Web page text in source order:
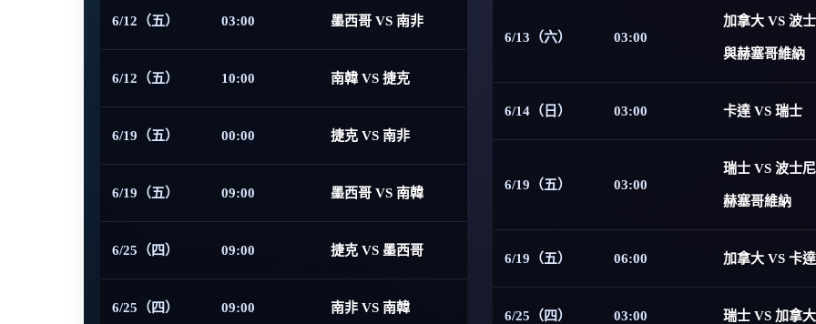
6/12（五） 03:00 墨西哥 VS 南非
6/12（五） 10:00 南韓 VS 捷克
6/19（五） 00:00 捷克 VS 南非
6/19（五） 09:00 墨西哥 VS 南韓
6/25（四） 09:00 捷克 VS 墨西哥
6/25（四） 09:00 南非 VS 南韓
6/13（六） 03:00
加拿大 VS 波
與赫塞哥維納
6/14（日） 03:00 卡達 VS 瑞士
6/19（五） 03:00
瑞士 VS 波士
赫塞哥維納
6/19（五） 06:00 加拿大 VS 卡達
6/25（四） 03:00 瑞士 VS 加拿大